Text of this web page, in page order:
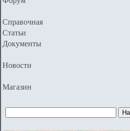
Справочная
Статьи
Документы
Новости
Магазин